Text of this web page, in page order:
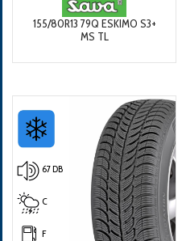
155/80R13 79Q ESKIMO S3+
MS TL
67 DB
C
F